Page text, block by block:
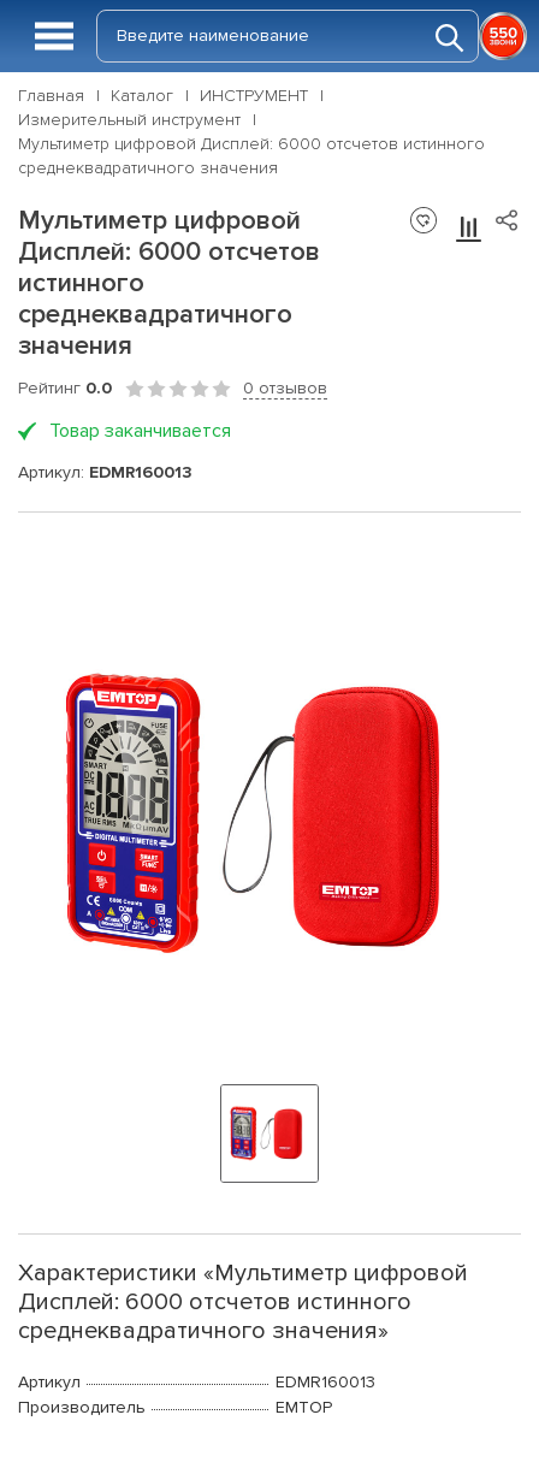
Главная Каталог
ИНСТРУМЕНТ
Измерительный инструмент
Мультиметр цифровой Дисплей: 6000 отсчетов истинного
среднеквадратичного значения
Мультиметр цифровой
Дисплей: 6000 отсчетов
истинного
среднеквадратичного
значения
Рейтинг 0.0 0 отзывов
Товар заканчивается
Артикул: EDMR160013
Характеристики «Мультиметр цифровой
Дисплей: 6000 отсчетов истинного
среднеквадратичного значения»
Артикул
EDMR160013
Производитель
EMTOP